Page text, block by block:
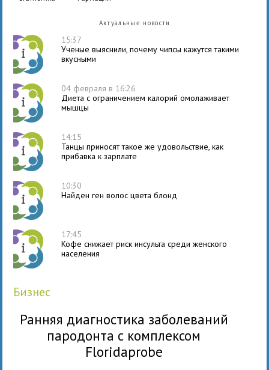
Актуальные новости
15:37
Ученые выяснили, почему чипсы кажутся такими
вкусными
04 февраля в 16:26
Диета с ограничением калорий омолаживает
мышцы
14:15
Танцы приносят такое же удовольствие, как
прибавка к зарплате
10:30
Найден ген волос цвета блонд
17:45
Кофе снижает риск инсульта среди женского
населения
бизнес
Ранняя диагностика заболеваний
пародонта с комплексом
Floridaprobe